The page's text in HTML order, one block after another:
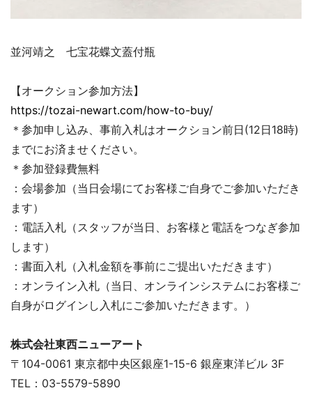
並河靖之 七宝花蝶文蓋付瓶
【オークション参加方法】
https://tozai-newart.com/how-to-buy/
＊参加申し込み、事前入札はオークション前日(12日18時)
までにお済ませください。
＊参加登録費無料
：会場参加（当日会場にてお客様ご自身でご参加いただき
ます）
：電話入札（スタッフが当日、お客様と電話をつなぎ参加
します）
：書面入札（入札金額を事前にご提出いただきます）
：オンライン入札（当日、オンラインシステムにお客様ご
自身がログインし入札にご参加いただきます。）
株式会社東西ニューアート
〒104-0061 東京都中央区銀座1-15-6 銀座東洋ビル 3F
TEL：03-5579-5890